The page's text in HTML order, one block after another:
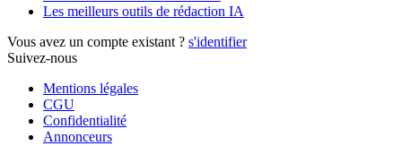
Les meilleurs outils de rédaction IA
Vous avez un compte existant ? s'identifier
Suivez-nous
Mentions légales
CGU
Confidentialité
Annonceurs